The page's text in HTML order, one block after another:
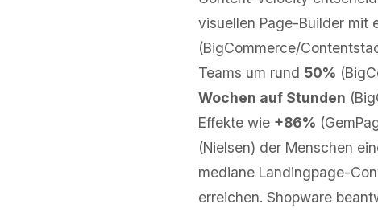
visuellen Page-Builder mit
(BigCommerce/
Teams um rund 50%
Wochen auf Stunden
Effekte wie +86%
(Nielsen) der Menschen
mediane Landingpage-
erreichen. Shopware